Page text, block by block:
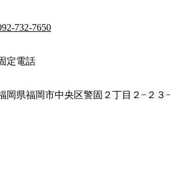
732-7650
定電話
岡県福岡市中央区警固２丁目２−２３